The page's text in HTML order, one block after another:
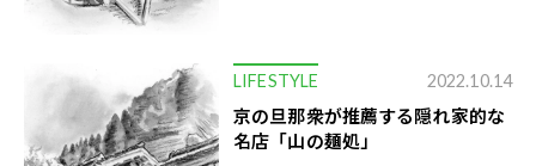
LIFESTYLE 2022.10.14
京の旦那衆が推薦する隠れ家的な
名店「山の麺処」